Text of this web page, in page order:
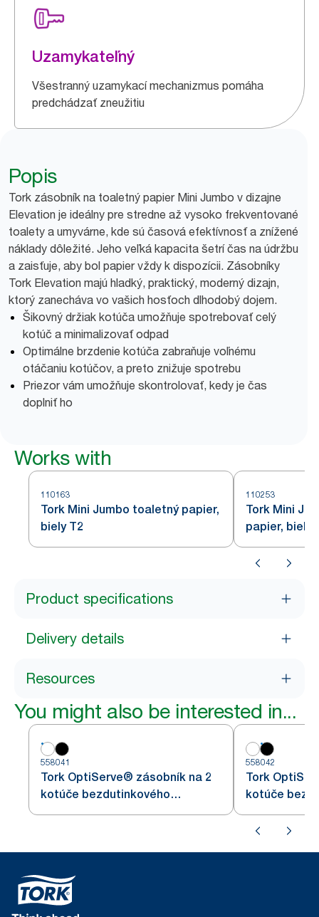
Uzamykateľný
Všestranný uzamykací mechanizmus pomáha
predchádzať zneužitiu
Popis
Tork zásobník na toaletný papier Mini Jumbo v dizajne
Elevation je ideálny pre stredne až vysoko frekventované
toalety a umyvárne, kde sú časová efektívnosť a znížené
náklady dôležité. Jeho veľká kapacita šetrí čas na údržbu
a zaisťuje, aby bol papier vždy k dispozícii. Zásobníky
Tork Elevation majú hladký, praktický, moderný dizajn,
ktorý zanecháva vo vašich hosťoch dlhodobý dojem.
Šikovný držiak kotúča umožňuje spotrebovať celý
kotúč a minimalizovať odpad
Optimálne brzdenie kotúča zabraňuje voľnému
otáčaniu kotúčov, a preto znižuje spotrebu
Priezor vám umožňuje skontrolovať, kedy je čas
doplniť ho
Works with
110163
Tork Mini Jumbo toaletný papier,
biely T2
110253
Tork Mini
papier, biely
Product specifications
Delivery details
Resources
You might also be interested in...
558041
Tork OptiServe® zásobník na 2
kotúče bezdutinkového
toaletného papiera
558042
Tork
kotúče
toaletného